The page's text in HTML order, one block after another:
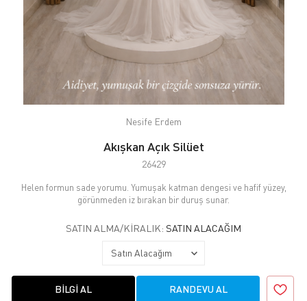
Nesife Erdem
Akışkan Açık Silüet
26429
Helen formun sade yorumu. Yumuşak katman dengesi ve hafif yüzey,
görünmeden iz bırakan bir duruş sunar.
SATIN ALMA/KIRALIK: SATIN ALACAĞIM
BILGI AL RANDEVU AL